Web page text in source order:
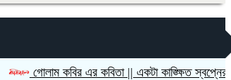
গোলাম কবির এর কবিতা || একটা কাঙ্ক্ষিত স্বপ্নের গল্প